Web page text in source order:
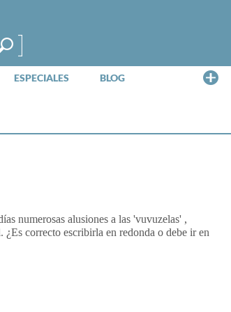
ESPECIALES BLOG
numerosas alusiones a las 'vuvuzelas' ,
correcto escribirla en redonda o debe ir en